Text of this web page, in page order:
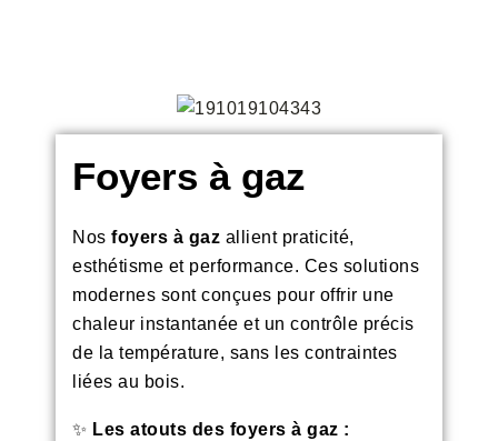
Foyers à gaz
Nos foyers à gaz allient praticité,
esthétisme et performance. Ces solutions
modernes sont conçues pour offrir une
chaleur instantanée et un contrôle précis
de la température, sans les contraintes
liées au bois.
✨ Les atouts des foyers à gaz :